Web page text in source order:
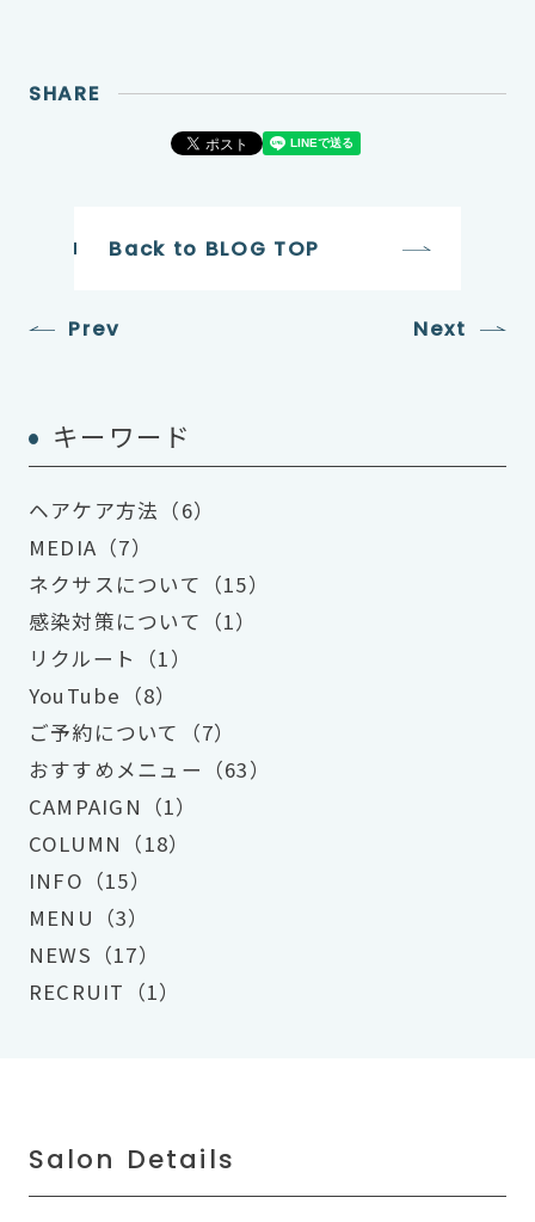
SHARE
Prev
Back to BLOG TOP
Next
キーワード
ヘアケア方法（6）
MEDIA（7）
ネクサスについて（15）
感染対策について（1）
リクルート（1）
YouTube（8）
ご予約について（7）
おすすめメニュー（63）
CAMPAIGN（1）
COLUMN（18）
INFO（15）
MENU（3）
NEWS（17）
RECRUIT（1）
Salon Details